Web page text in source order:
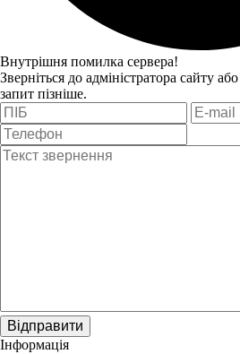
Внутрішня помилка сервера!
Зверніться до адміністратора сайту
запит пізніше.
Відправити
Інформація